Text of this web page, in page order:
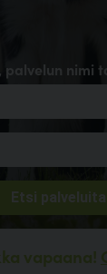
nimi
vapaana!